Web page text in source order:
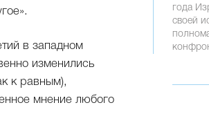
в западном
изменились
к равным),
мнение любого
года
своей